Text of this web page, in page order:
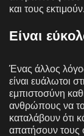
και τους εκτιμούν.
Είναι
Ένας άλλος λόγος
είναι ευάλωτοι
εμπιστοσύνη
ανθρώπους να
καταλάβουν ότι
απατήσουν τους